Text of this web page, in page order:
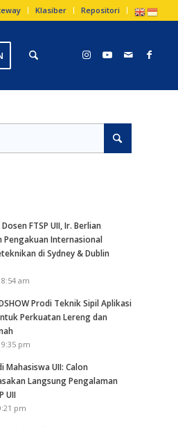
Klasiber Repositori
FTSP UII, Ir. Berlian
Pengakuan Internasional
di Sydney & Dublin
am
Prodi Teknik Sipil Aplikasi
Perkuatan Lereng dan
9:35 pm
Mahasiswa UII: Calon
Langsung Pengalaman
UII
pm